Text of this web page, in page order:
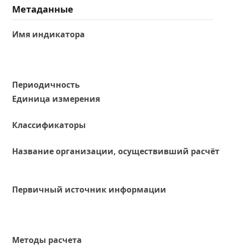
Метаданные
Имя индикатора
Периодичность
Единица измерения
Классификаторы
Название организации, осуществивший расчёт
Первичный источник информации
Методы расчета